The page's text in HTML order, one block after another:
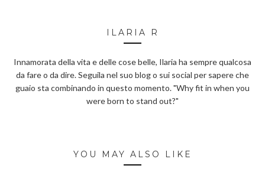
ILARIA R
Innamorata della vita e delle cose belle, Ilaria ha sempre qualcosa
da fare o da dire. Seguila nel suo blog o sui social per sapere che
guaio sta combinando in questo momento. "Why fit in when you
were born to stand out?"
YOU MAY ALSO LIKE